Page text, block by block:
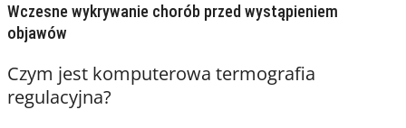
Wczesne wykrywanie chorób przed wystąpieniem
objawów
Czym jest komputerowa termografia
regulacyjna?